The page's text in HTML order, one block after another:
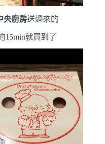
央廚房送過來的
15min就買到了